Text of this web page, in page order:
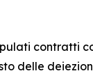
contratti
delle